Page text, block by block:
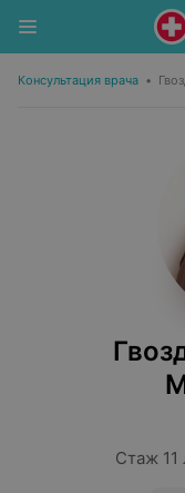
Консультация врача •
Стаж 11